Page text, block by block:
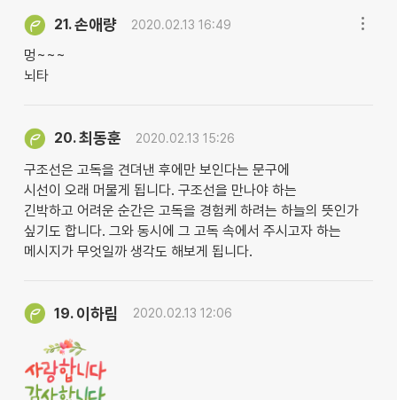
21.손애량 2020.02.13 16:49
멍~~~
뇌타
20.최동훈 2020.02.13 15:26
구조선은 고독을 견뎌낸 후에만 보인다는 문구에
시선이 오래 머물게 됩니다. 구조선을 만나야 하는
긴박하고 어려운 순간은 고독을 경험케 하려는 하늘의 뜻인가
싶기도 합니다. 그와 동시에 그 고독 속에서 주시고자 하는
메시지가 무엇일까 생각도 해보게 됩니다.
19. 이하림 2020.02.13 12:06